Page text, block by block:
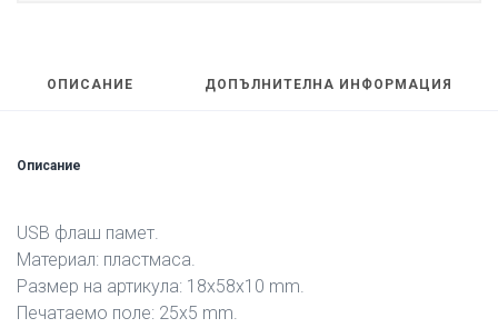
ОПИСАНИЕ ДОПЪЛНИТЕЛНА ИНФОРМАЦИЯ
Описание
USB флаш памет.
Материал: пластмаса.
Размер на артикула: 18х58х10 mm.
Печатаемо поле: 25х5 mm.